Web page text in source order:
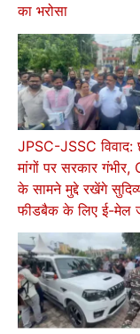
का भरोसा
JPSC-JSSC विवाद:
मांगों पर सरकार
के सामने मुद्दे रखेंगे
फीडबैक के लिए ई-मेल